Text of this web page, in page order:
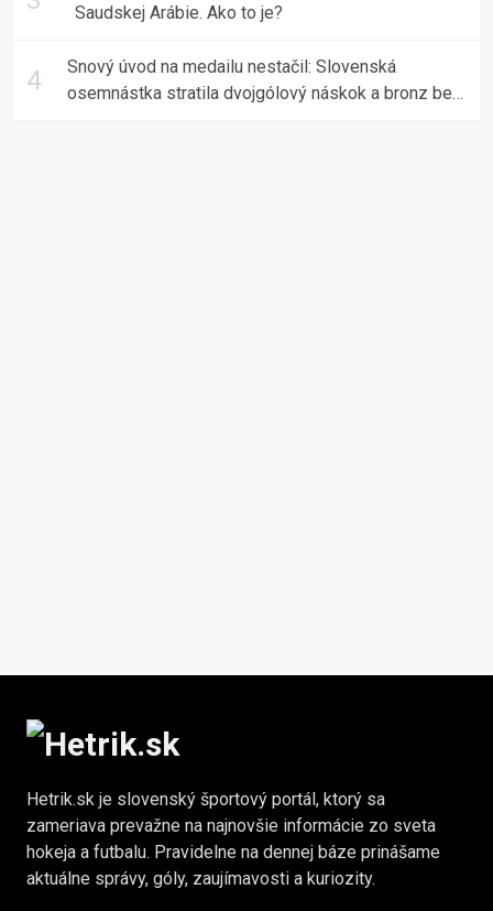
Saudskej Arábie. Ako to je?
Snový úvod na medailu nestačil: Slovenská
osemnástka stratila dvojgólový náskok a bronz berú
Hetrik.sk je slovenský športový portál, ktorý sa
zameriava prevažne na najnovšie informácie zo sveta
hokeja a futbalu. Pravidelne na dennej báze prinášame
aktuálne správy, góly, zaujímavosti a kuriozity.